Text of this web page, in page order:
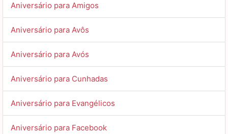
Aniversário para Amigos
Aniversário para Avôs
Aniversário para Avós
Aniversário para Cunhadas
Aniversário para Evangélicos
Aniversário para Facebook